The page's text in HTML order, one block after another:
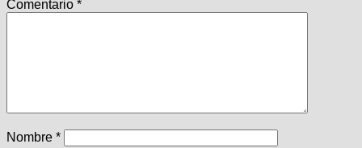
Comentario *
Nombre *